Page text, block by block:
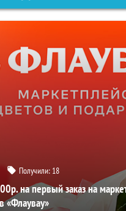
Получили: 18
на первый заказ на
«Флаувау»